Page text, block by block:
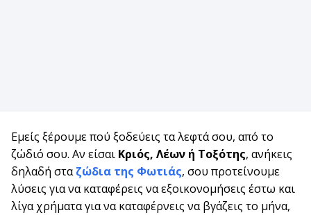
Εμείς ξέρουμε πού ξοδεύεις τα λεφτά σου, από το
ζώδιό σου. Αν είσαι Κριός, Λέων ή Τοξότης, ανήκεις
δηλαδή σταζώδια της Φωτιάς, σου προτείνουμε
λύσεις για να καταφέρεις να εξοικονομήσεις έστω και
λίγα χρήματα για να καταφέρνεις να βγάζεις το μήνα,